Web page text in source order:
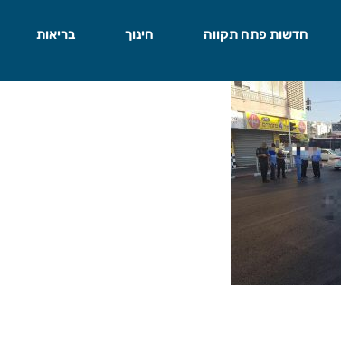
חדשות פתח תקווה חינוך בריאות